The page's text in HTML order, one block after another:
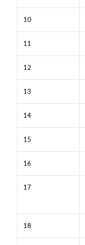
10
11
12
13
14
15
16
17
18